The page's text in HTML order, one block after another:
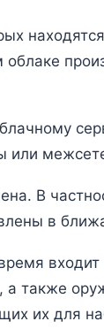
или
В
в
входит
а также
их для